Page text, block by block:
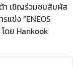
า เชิญร่วมชมสัมผัส
แข่ง “ENEOS
ดย Hankook